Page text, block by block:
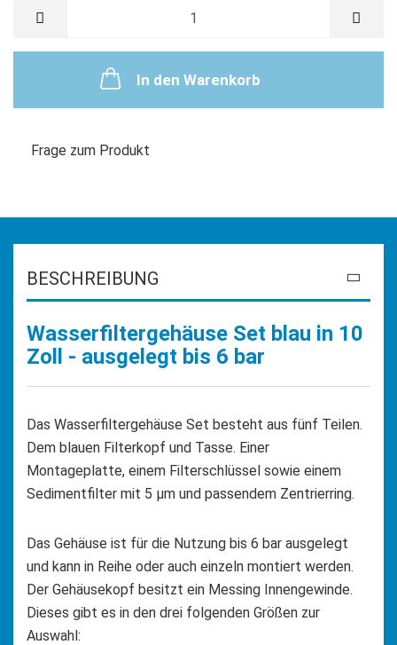
In den Warenkorb
Frage zum Produkt
BESCHREIBUNG
Wasserfiltergehäuse Set blau in 10
Zoll - ausgelegt bis 6 bar
Das Wasserfiltergehäuse Set besteht aus fünf Teilen.
Dem blauen Filterkopf und Tasse. Einer
Montageplatte, einem Filterschlüssel sowie einem
Sedimentfilter mit 5 µm und passendem Zentrierring.
Das Gehäuse ist für die Nutzung bis 6 bar ausgelegt
und kann in Reihe oder auch einzeln montiert werden.
Der Gehäusekopf besitzt ein Messing Innengewinde.
Dieses gibt es in den drei folgenden Größen zur
Auswahl: